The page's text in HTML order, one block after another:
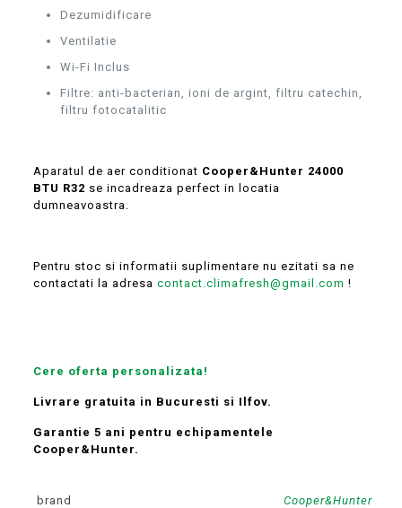
Dezumidificare
Ventilatie
Wi-Fi Inclus
Filtre: anti-bacterian, ioni de argint, filtru catechin,
filtru fotocatalitic
Aparatul de aer conditionat Cooper&Hunter 24000
BTU R32 se incadreaza perfect in locatia
dumneavoastra.
Pentru stoc si informatii suplimentare nu ezitati sa ne
contactati la adresa contact.climafresh@gmail.com !
Cere oferta personalizata!
Livrare gratuita in Bucuresti si Ilfov.
Garantie 5 ani pentru echipamentele
Cooper&Hunter.
brand Cooper&Hunter